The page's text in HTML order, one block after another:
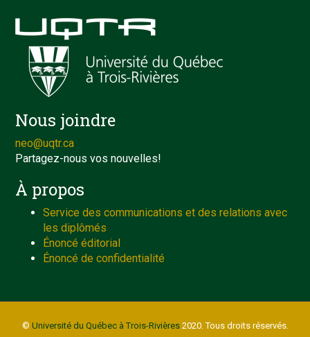
Nous joindre
neo@uqtr.ca
Partagez-nous vos nouvelles!
À propos
Service des communications et des relations avec
les diplômés
Énoncé éditorial
Énoncé de confidentialité
© Université du Québec à Trois-Rivières2020. Tous droits réservés.